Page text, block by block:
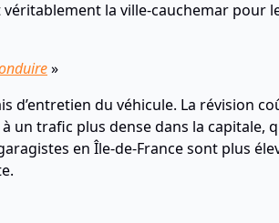
véritablement la ville-cauchemar
»
du véhicule. La révision
trafic plus dense dans la capitale,
en Île-de-France sont plus